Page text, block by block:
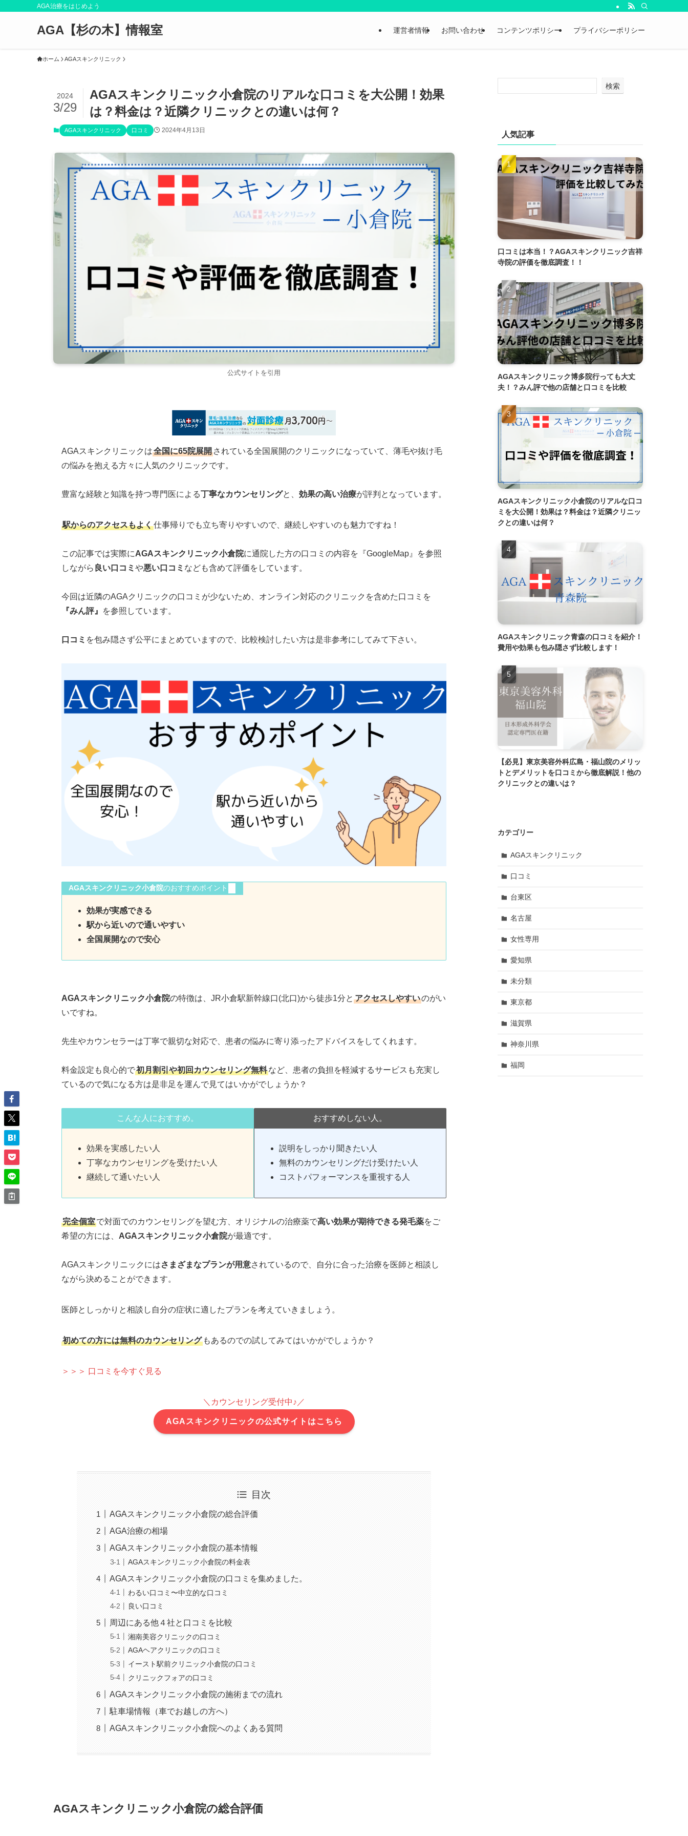
AGA治療をはじめよう
AGA【杉の木】情報室 運営者情報 お問い合わせ コンテンツポリシー プライバシーポリシー
ホーム AGAスキンクリニック
AGAスキンクリニック小倉院のリアルな口コミを大公開！効果
は？料金は？近隣クリニックとの違いは何？
2024
3/29
AGAスキンクリニック 口コミ 2024年4月13日
公式サイトを引用
AGAスキンクリニックは全国に65院展開 されている全国展開のクリニックになっていて、薄毛や抜け毛
の悩みを抱える方々に人気のクリニックです。
豊富な経験と知識を持つ専門医による丁寧なカウンセリングと、 効果の高い治療が評判となっています。
駅からのアクセスもよく仕事帰りでも立ち寄りやすいので、継続しやすいのも魅力ですね！
この記事では実際にAGAスキンクリニック小倉院に通院した方の口コミの内容を『GoogleMap』を参照
しながら 良い口コミ や悪い口コミ なども含めて評価をしています。
今回は近隣のAGAクリニックの口コミが少ないため、オンライン対応のクリニックを含めた口コミを
『みん評』
を参照しています。
口コミ を包み隠さず公平にまとめていますので、比較検討したい方は是非参考にしてみて下さい。
AGAスキンクリニック小倉院のおすすめポイント
効果が実感できる
駅から近いので通いやすい
全国展開なので安心
AGAスキンクリニック小倉院の特徴は、JR小倉駅新幹線口(北口)から徒歩1分と アクセスしやすいのがい
いですね。
先生やカウンセラーは丁寧で親切な対応で、患者の悩みに寄り添ったアドバイスをしてくれます。
料金設定も良心的で初月割引や初回カウンセリング無料など、患者の負担を軽減するサービスも充実し
ているので気になる方は是非足を運んで見てはいかがでしょうか？
こんな人におすすめ。
効果を実感したい人
丁寧なカウンセリングを受けたい人
継続して通いたい人
おすすめしない人。
説明をしっかり聞きたい人
無料のカウンセリングだけ受けたい人
コストパフォーマンスを重視する人
完全個室で対面でのカウンセリングを望む方、オリジナルの治療薬で高い効果が期待できる発毛薬をご
希望の方には、 AGAスキンクリニック小倉院が最適です。
AGAスキンクリニックにはさまざまなプランが用意されているので、自分に合った治療を医師と相談し
ながら決めることができます。
医師としっかりと相談し自分の症状に適したプランを考えていきましょう。
初めての方には無料のカウンセリング もあるのでの試してみてはいかがでしょうか？
＞＞＞ 口コミを今すぐ見る
＼カウンセリング受付中♪／
AGAスキンクリニックの公式サイトはこちら
目次
AGAスキンクリニック小倉院の総合評価
AGA治療の相場
AGAスキンクリニック小倉院の基本情報
AGAスキンクリニック小倉院の料金表
AGAスキンクリニック小倉院の口コミを集めました。
わるい口コミ〜中立的な口コミ
良い口コミ
周辺にある他４社と口コミを比較
湘南美容クリニックの口コミ
AGAヘアクリニックの口コミ
イースト駅前クリニック小倉院の口コミ
クリニックフォアの口コミ
AGAスキンクリニック小倉院の施術までの流れ
駐車場情報（車でお越しの方へ）
AGAスキンクリニック小倉院へのよくある質問
AGAスキンクリニック小倉院の総合評価
検索
人気記事
口コミは本当！？AGAスキンクリニック吉祥
寺院の評価を徹底調査！！
AGAスキンクリニック博多院行っても大丈
夫！？みん評で他の店舗と口コミを比較
AGAスキンクリニック小倉院のリアルな口コ
ミを大公開！効果は？料金は？近隣クリニッ
クとの違いは何？
AGAスキンクリニック青森の口コミを紹介！
費用や効果も包み隠さず比較します！
【必見】東京美容外科広島・福山院のメリッ
トとデメリットを口コミから徹底解説！他の
クリニックとの違いは？
カテゴリー
AGAスキンクリニック
口コミ
台東区
名古屋
女性専用
愛知県
未分類
東京都
滋賀県
神奈川県
福岡